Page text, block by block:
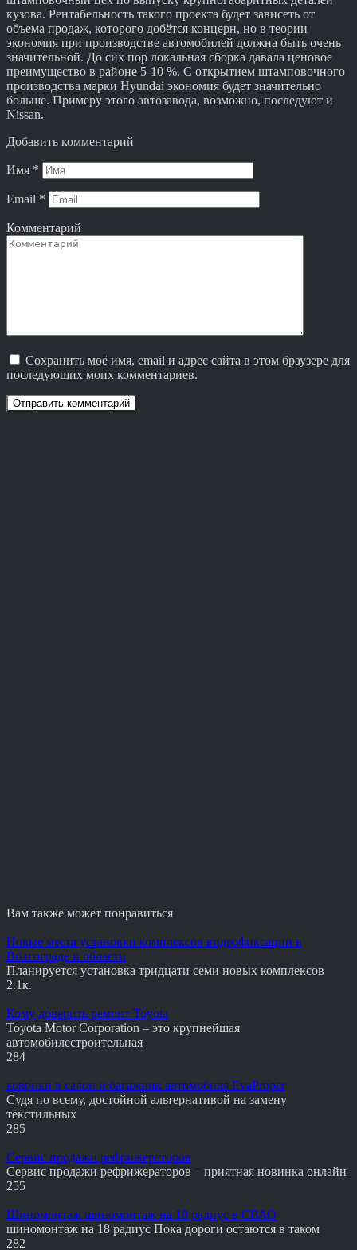
кузова. Рентабельность такого проекта будет зависеть от
объема продаж, которого добётся концерн, но в теории
экономия при производстве автомобилей должна быть очень
значительной. До сих пор локальная сборка давала ценовое
преимущество в районе 5-10 %. С открытием штамповочного
производства марки Hyundai экономия будет значительно
больше. Примеру этого автозавода, возможно, последуют и
Nissan.
Добавить комментарий
Имя *
Email *
Комментарий
Сохранить моё имя, email и адрес сайта в этом браузере для
последующих моих комментариев.
Вам также может понравиться
Новые места установки комплексов видеофиксации в
Волгограде и области
Планируется установка тридцати семи новых комплексов
2.1к.
Кому доверить ремонт Toyota
Toyota Motor Corporation – это крупнейшая
автомобилестроительная
284
коврики в салон и багажник автомобиля EvaProper
Судя по всему, достойной альтернативой на замену
текстильных
285
Сервис продажи рефрижераторов
Сервис продажи рефрижераторов – приятная новинка онлайн
255
Шиномонтаж шиномонтаж на 18 радиус в СВАО
шиномонтаж на 18 радиус Пока дороги остаются в таком
282